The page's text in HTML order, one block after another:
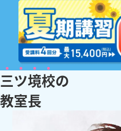
三ツ境校の
教室長